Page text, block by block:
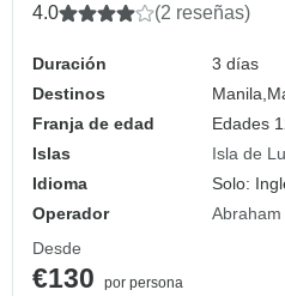
4.0 (2 reseñas)
Duración
3 días
Destinos
Manila,
Franja de edad
Edades
Islas
Isla de
Idioma
Solo:
Operador
Abraham
Desde
€130
por persona